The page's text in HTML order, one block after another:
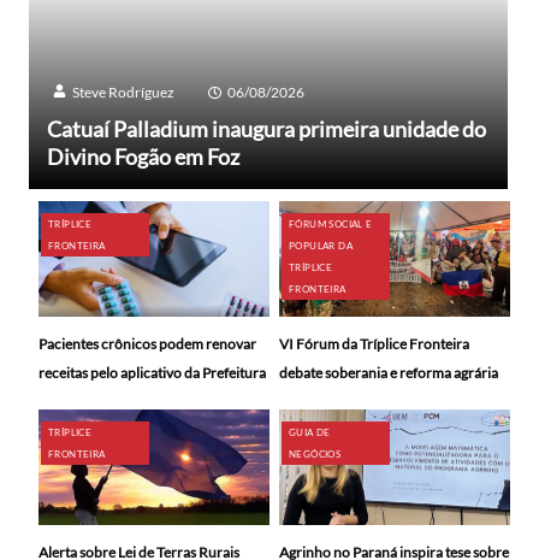
Steve Rodríguez 06/08/2026
Catuaí Palladium inaugura primeira unidade do
Divino Fogão em Foz
TRÍPLICE
FRONTEIRA
Pacientes crônicos podem renovar
receitas pelo aplicativo da Prefeitura
FÓRUM SOCIAL E
POPULAR DA
TRÍPLICE
FRONTEIRA
VI Fórum da Tríplice Fronteira
debate soberania e reforma agrária
TRÍPLICE
FRONTEIRA
Alerta sobre Lei de Terras Rurais
GUIA DE
NEGÓCIOS
Agrinho no Paraná inspira tese sobre